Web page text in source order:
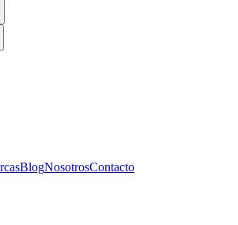
BlogNosotrosContacto